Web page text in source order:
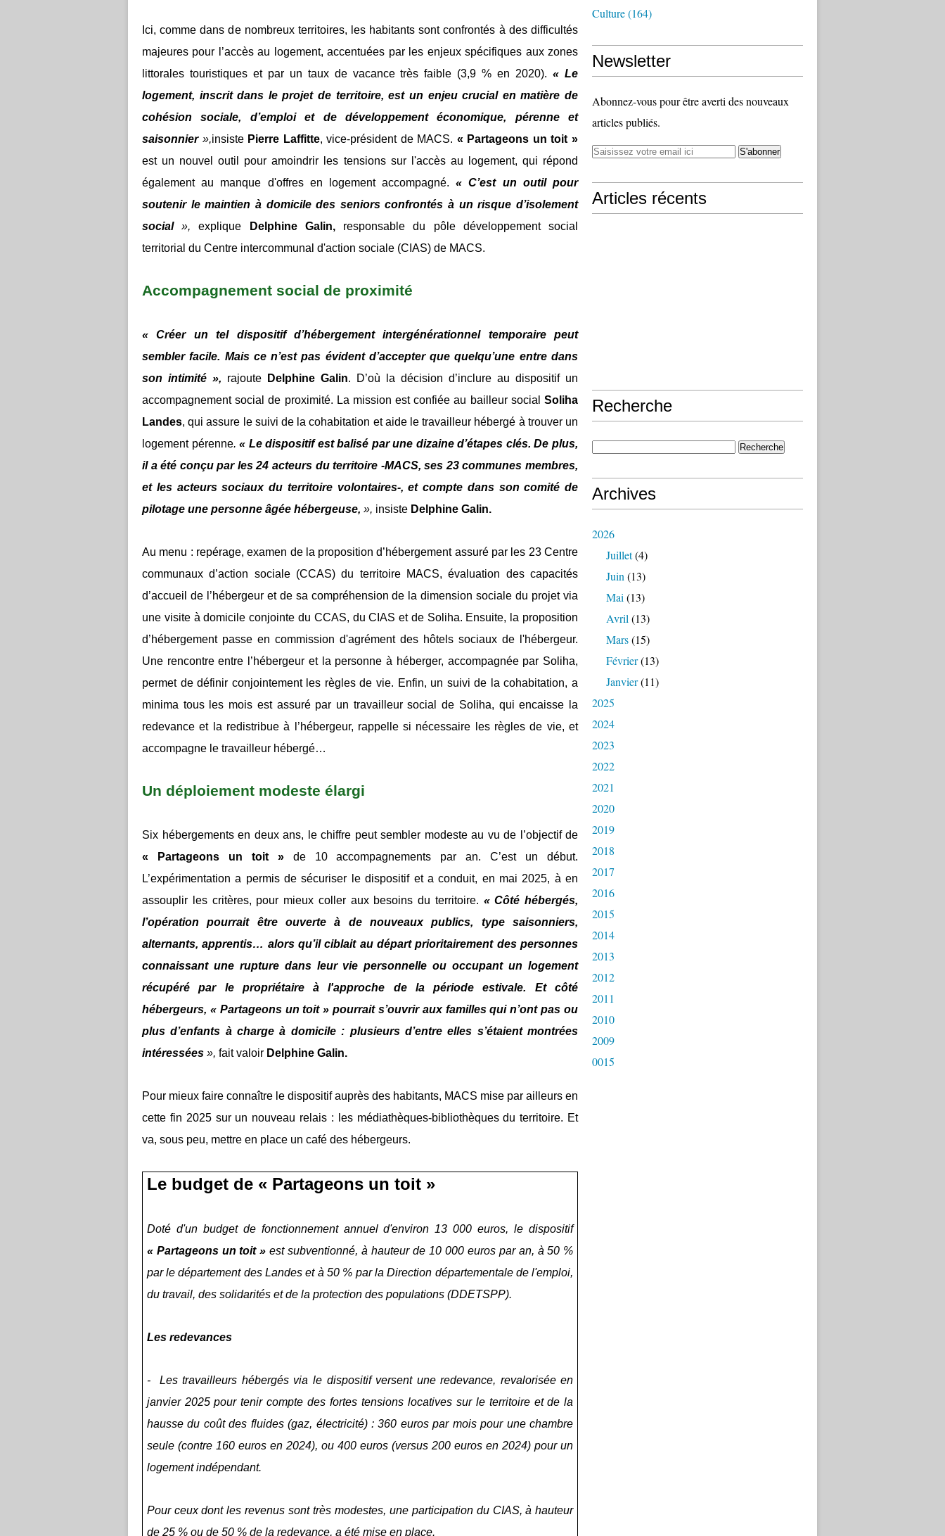
Ici, comme dans de nombreux territoires, les habitants sont confrontés à des difficultés
majeures pour l’accès au logement, accentuées par les enjeux spécifiques aux zones
littorales touristiques et par un taux de vacance très faible (3,9 % en 2020).« Le
logement, inscrit dans le projet de territoire, est un enjeu crucial en matière de
cohésion sociale, d’emploi et de développement économique, pérenne et
saisonnier »,insiste Pierre Laffitte, vice-président de MACS. « Partageons un toit »
est un nouvel outil pour amoindrir les tensions sur l'accès au logement, qui répond
également au manque d'offres en logement accompagné.« C’est un outil pour
soutenir le maintien à domicile des seniors confrontés à un risque d’isolement
social», explique Delphine Galin,responsable du pôle développement social
territorial du Centre intercommunal d'action sociale (CIAS) de MACS.
Accompagnement social de proximité
« Créer un tel dispositif d’hébergement intergénérationnel temporaire peut
sembler facile. Mais ce n’est pas évident d’accepter que quelqu’une entre dans
son intimité », rajoute Delphine Galin. D’où la décision d’inclure au dispositif un
accompagnement social de proximité. La mission est confiée au bailleur social Soliha
Landes, qui assure le suivi de la cohabitation et aide le travailleur hébergé à trouver un
logement pérenne.« Le dispositif est balisé par une dizaine d’étapes clés. De plus,
il a été conçu par les 24 acteurs du territoire -MACS, ses 23 communes membres,
et les acteurs sociaux du territoire volontaires-, et compte dans son comité de
pilotage une personne âgée hébergeuse, », insiste Delphine Galin.
Au menu : repérage, examen de la proposition d’hébergement assuré par les 23 Centre
communaux d’action sociale (CCAS) du territoire MACS, évaluation des capacités
d’accueil de l’hébergeur et de sa compréhension de la dimension sociale du projet via
une visite à domicile conjointe du CCAS, du CIAS et de Soliha. Ensuite, la proposition
d’hébergement passe en commission d'agrément des hôtels sociaux de l'hébergeur.
Une rencontre entre l’hébergeur et la personne à héberger, accompagnée par Soliha,
permet de définir conjointement les règles de vie. Enfin, un suivi de la cohabitation, a
minima tous les mois est assuré par un travailleur social de Soliha, qui encaisse la
redevance et la redistribue à l’hébergeur, rappelle si nécessaire les règles de vie, et
accompagne le travailleur hébergé…
Un déploiement modeste élargi
Six hébergements en deux ans, le chiffre peut sembler modeste au vu de l’objectif de
« Partageons un toit » de 10 accompagnements par an. C’est un début.
L’expérimentation a permis de sécuriser le dispositif et a conduit, en mai 2025, à en
assouplir les critères, pour mieux coller aux besoins du territoire. « Côté hébergés,
l’opération pourrait être ouverte à de nouveaux publics, type saisonniers,
alternants, apprentis… alors qu’il ciblait au départ prioritairement des personnes
connaissant une rupture dans leur vie personnelle ou occupant un logement
récupéré par le propriétaire à l'approche de la période estivale. Et côté
hébergeurs, « Partageons un toit » pourrait s’ouvrir aux familles qui n’ont pas ou
plus d’enfants à charge à domicile : plusieurs d’entre elles s’étaient montrées
intéressées », fait valoir Delphine Galin.
Pour mieux faire connaître le dispositif auprès des habitants, MACS mise par ailleurs en
cette fin 2025 sur un nouveau relais : les médiathèques-bibliothèques du territoire. Et
va, sous peu, mettre en place un café des hébergeurs.
Le budget de « Partageons un toit »
Doté d'un budget de fonctionnement annuel d'environ 13 000 euros, le dispositif
« Partageons un toit » est subventionné, à hauteur de 10 000 euros par an, à 50 %
par le département des Landes et à 50 % par la Direction départementale de l'emploi,
du travail, des solidarités et de la protection des populations (DDETSPP).
Les redevances
- Les travailleurs hébergés via le dispositif versent une redevance, revalorisée en
janvier 2025 pour tenir compte des fortes tensions locatives sur le territoire et de la
hausse du coût des fluides (gaz, électricité) : 360 euros par mois pour une chambre
seule (contre 160 euros en 2024), ou 400 euros (versus 200 euros en 2024) pour un
logement indépendant.
Pour ceux dont les revenus sont très modestes, une participation du CIAS, à hauteur
de 25 % ou de 50 % de la redevance, a été mise en place.
Culture(164)
Newsletter
Abonnez-vous pour être averti des nouveaux
articles publiés.
Articles récents
Recherche
Archives
2026
Juillet(4)
Juin (13)
Mai (13)
Avril (13)
Mars(15)
Février(13)
Janvier(11)
2025
2024
2023
2022
2021
2020
2019
2018
2017
2016
2015
2014
2013
2012
2011
2010
2009
0015